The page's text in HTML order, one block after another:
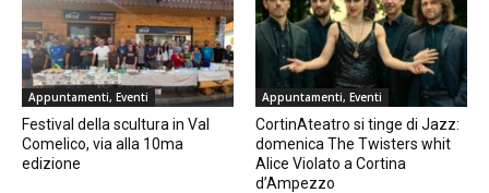
Appuntamenti, Eventi
Festival della scultura in Val
Comelico, via alla 10ma
edizione
Appuntamenti, Eventi
CortinAteatro si tinge di Jazz:
domenica The Twisters whit
Alice Violato a Cortina
d’Ampezzo